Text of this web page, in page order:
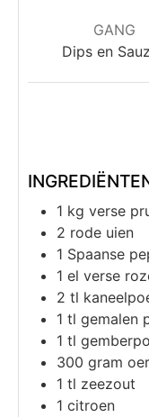
GANG
Dips en
1 kg verse
2 rode uien
1 Spaanse
1 el verse
2 tl
1 tl gemalen
1 tl
300 gram
1 tl zeezout
1 citroen